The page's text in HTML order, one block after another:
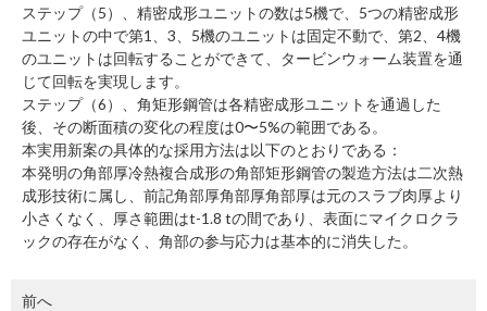
ステップ（5）、精密成形ユニットの数は5機で、5つの精密成形
ユニットの中で第1、3、5機のユニットは固定不動で、第2、4機
のユニットは回転することができて、タービンウォーム装置を通
じて回転を実現します。
ステップ（6）、角矩形鋼管は各精密成形ユニットを通過した
後、その断面積の変化の程度は0〜5%の範囲である。
本実用新案の具体的な採用方法は以下のとおりである：
本発明の角部厚冷熱複合成形の角部矩形鋼管の製造方法は二次熱
成形技術に属し、前記角部厚角部厚角部厚は元のスラブ肉厚より
小さくなく、厚さ範囲はt-1.8 tの間であり、表面にマイクロクラ
ックの存在がなく、角部の参与応力は基本的に消失した。
前へ